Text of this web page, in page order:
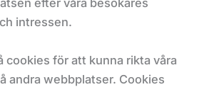
efter våra besökares
intressen.
cookies för att kunna rikta våra
andra webbplatser. Cookies